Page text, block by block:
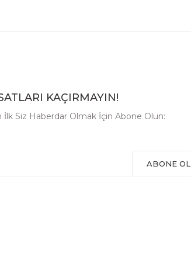
KAÇIRMAYIN!
İlk Siz Haberdar Olmak İçin Abone Olun:
ABONE OL